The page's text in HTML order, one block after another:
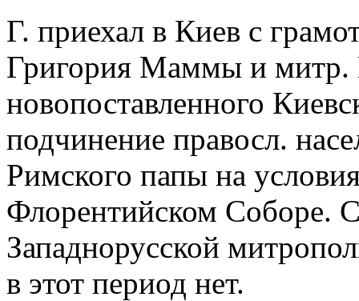
Г. приехал в Киев с
Григория Маммы и митр.
новопоставленного
подчинение правосл.
Римского папы на
Флорентийском Соборе.
Западнорусской
в этот период нет.